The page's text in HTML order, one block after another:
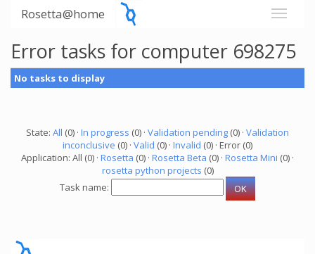
Rosetta@home
Error tasks for computer 698275
No tasks to display
State: All (0) · In progress (0) · Validation pending (0) · Validation
inconclusive (0) · Valid (0) · Invalid (0) · Error (0)
Application: All (0) · Rosetta (0) · Rosetta Beta (0) · Rosetta Mini (0) ·
rosetta python projects (0)
Task name: